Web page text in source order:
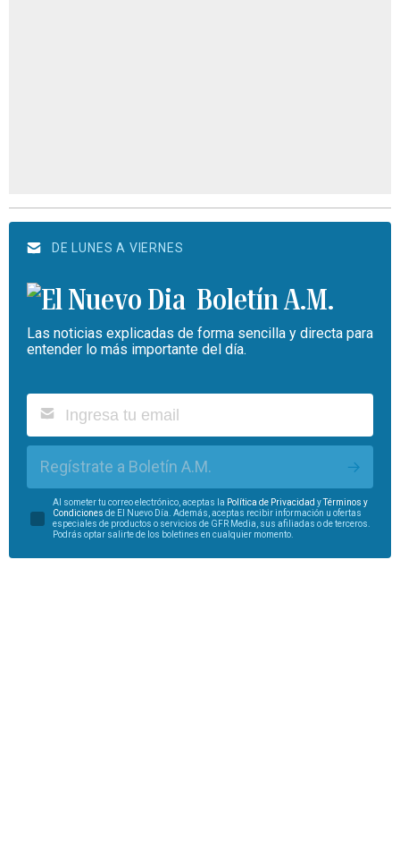
DE LUNES A VIERNES
Boletín A.M.
Las noticias explicadas de forma sencilla y directa para
entender lo más importante del día.
Regístrate a Boletín A.M.
Al someter tu correo electrónico, aceptas la Política de Privacidad yTérminos y
Condiciones de El Nuevo Día. Además, aceptas recibir información u ofertas
especiales de productos o servicios de GFR Media, sus afiliadas o de terceros.
Podrás optar salirte de los boletines en cualquier momento.